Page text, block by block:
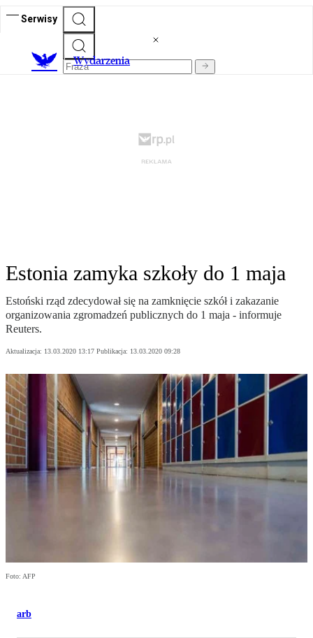
Serwisy
Wydarzenia
Estonia zamyka szkoły do 1 maja
Estoński rząd zdecydował się na zamknięcie szkół i zakazanie
organizowania zgromadzeń publicznych do 1 maja - informuje
Reuters.
Aktualizacja: 13.03.2020 13:17 Publikacja: 13.03.2020 09:28
Foto: AFP
arb